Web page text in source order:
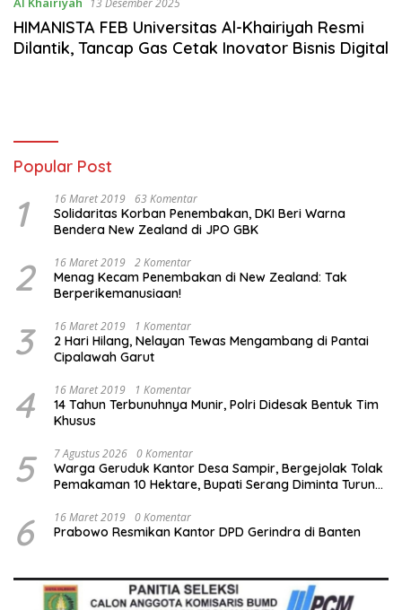
13 Desember 2025
HIMANISTA FEB Universitas Al-Khairiyah Resmi
Dilantik, Tancap Gas Cetak Inovator Bisnis Digital
Popular Post
1 16 Maret 2019 63 Komentar
Solidaritas Korban Penembakan, DKI Beri Warna
Bendera New Zealand di JPO GBK
2 16 Maret 2019 2 Komentar
Menag Kecam Penembakan di New Zealand: Tak
Berperikemanusiaan!
3 16 Maret 2019 1 Komentar
2 Hari Hilang, Nelayan Tewas Mengambang di Pantai
Cipalawah Garut
4 16 Maret 2019 1 Komentar
14 Tahun Terbunuhnya Munir, Polri Didesak Bentuk Tim
Khusus
5 7 Agustus 2026 0 Komentar
Warga Geruduk Kantor Desa Sampir, Bergejolak Tolak
Pemakaman 10 Hektare, Bupati Serang Diminta Turun
6 16 Maret 2019 0 Komentar
Prabowo Resmikan Kantor DPD Gerindra di Banten